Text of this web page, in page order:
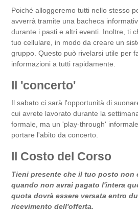
Poiché alloggeremo tutti nello stesso
avverrà tramite una bacheca
durante i pasti e altri eventi. Inoltre, ti
tuo cellulare, in modo da creare un
gruppo. Questo può rivelarsi utile per
informazioni a tutti rapidamente.
Il 'concerto'
Il sabato ci sarà l'opportunità di
cui avrete lavorato durante la
formale, ma un 'play-through'
portare l'abito da concerto.
Il Costo del Corso
Tieni presente che il tuo posto non
quando non avrai pagato l'intera
quota dovrà essere versata entro
ricevimento dell'offerta.